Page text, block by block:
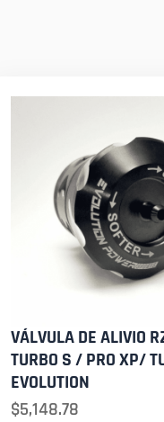
VÁLVULA DE ALIVIO
TURBO S / PRO XP/
EVOLUTION
$5,148.78